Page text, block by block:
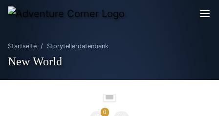
Startseite Storytellerdatenbank
New World
0